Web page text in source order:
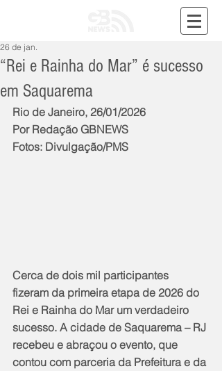
“Rei e Rainha do Mar” é sucesso
em Saquarema
26 de jan.
Rio de Janeiro, 26/01/2026
Por Redação GBNEWS
Fotos: Divulgação/PMS
Cerca de dois mil participantes
fizeram da primeira etapa de 2026 do
Rei e Rainha do Mar um verdadeiro
sucesso. A cidade de Saquarema – RJ
recebeu e abraçou o evento, que
contou com parceria da Prefeitura e da